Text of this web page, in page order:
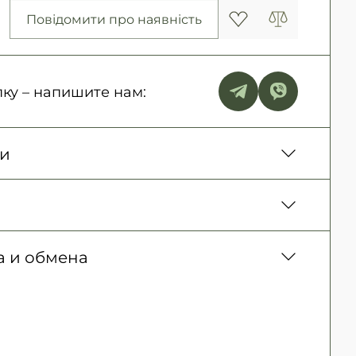
Повідомити про наявність
– напишите нам:
Наложенный платеж только для заказов
300 грн. / 1-2 дня
для юридических лиц,
и обмена